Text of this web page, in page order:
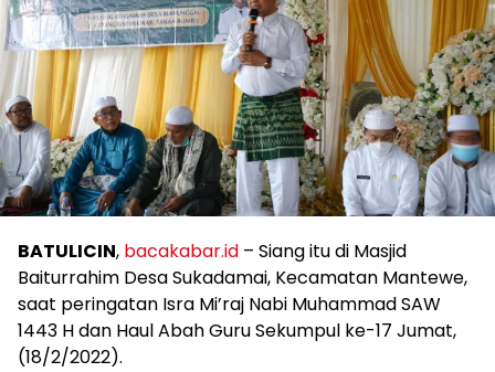
BATULICIN, bacakabar.id – Siang itu di Masjid
Baiturrahim Desa Sukadamai, Kecamatan Mantewe,
saat peringatan Isra Mi’raj Nabi Muhammad SAW
1443 H dan Haul Abah Guru Sekumpul ke-17 Jumat,
(18/2/2022).